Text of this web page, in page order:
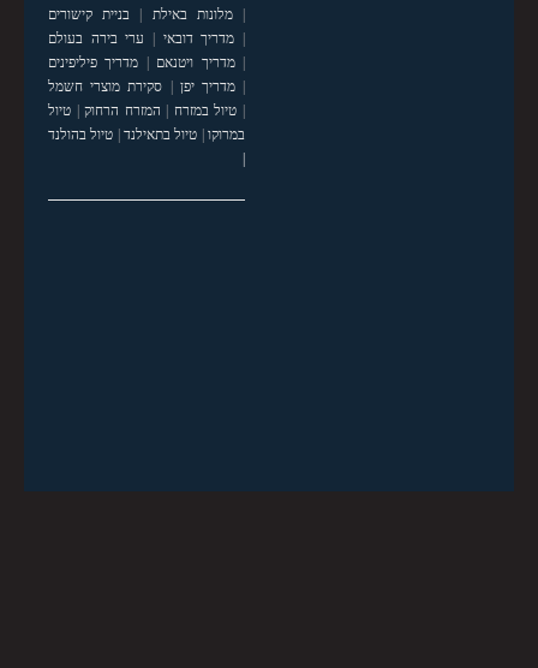
|מלונות באילת | בניית קישורים
| מדריך דובאי | ערי בירה בעולם
|מדריך ויטנאם | מדריך פיליפינים
|מדריך יפן | סקירת מוצרי חשמל
| טיול במזרח | המזרח הרחוק| טיול
במרוקו| טיול בתאילנד| טיול בהולנד
|